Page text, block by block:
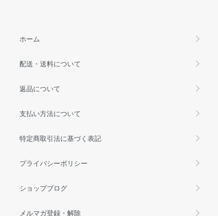
ホーム
配送・送料について
返品について
支払い方法について
特定商取引法に基づく表記
プライバシーポリシー
ショップブログ
メルマガ登録・解除